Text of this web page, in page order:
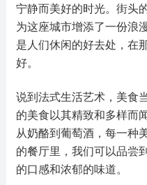
宁静而美好的时光。街头
为这座城市增添了一份浪
是人们休闲的好去处，在
好。
说到法式生活艺术，美食
的美食以其精致和多样而
从奶酪到葡萄酒，每一种
的餐厅里，我们可以品尝
的口感和浓郁的味道。